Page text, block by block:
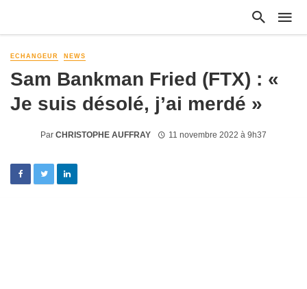
ECHANGEUR NEWS
Sam Bankman Fried (FTX) : «
Je suis désolé, j’ai merdé »
Par CHRISTOPHE AUFFRAY 11 novembre 2022 à 9h37